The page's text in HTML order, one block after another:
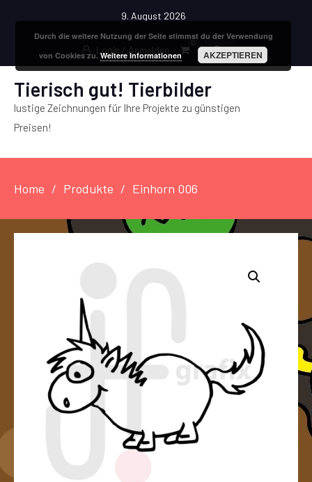
9. August 2026
Login / Anmelden
0
Tierisch gut! Tierbilder
lustige Zeichnungen für Ihre Projekte zu günstigen
Preisen!
Home Produkte Einhorn 006
Durch die weitere Nutzung der Seite stimmst du der Verwendung
von Cookies zu.Weitere Informationen AKZEPTIEREN